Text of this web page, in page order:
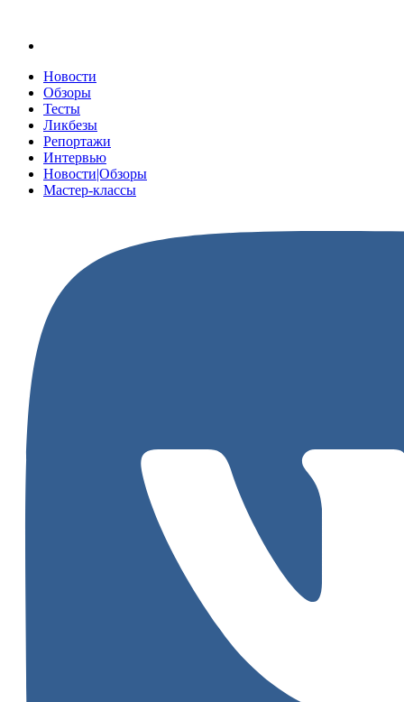
Новости
Обзоры
Тесты
Ликбезы
Репортажи
Интервью
Новости|Обзоры
Мастер-классы